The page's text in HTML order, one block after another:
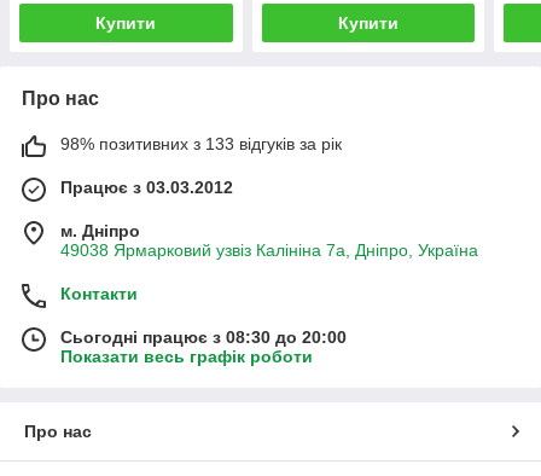
Купити Купити
Про нас
98% позитивних з 133 відгуків за рік
Працює з 03.03.2012
м. Дніпро
49038 Ярмарковий узвіз Калініна 7а, Дніпро, Україна
Контакти
Сьогодні працює з 08:30 до 20:00
Показати весь графік роботи
Про нас